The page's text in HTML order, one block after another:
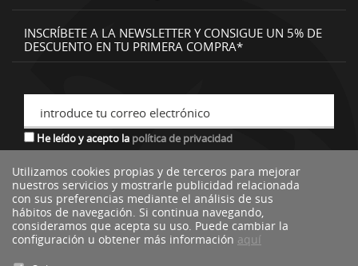
INSCRÍBETE A LA NEWSLETTER Y CONSIGUE UN 5% DE
DESCUENTO EN TU PRIMERA COMPRA*
introduce tu correo electrónico
He leído y acepto la política de privacidad
*descuento no acumulable a otras ofertas o promociones.
Utilizamos cookies propias y de terceros para mejorar
nuestros servicios y mostrarle publicidad relacionada
con sus preferencias mediante el análisis de sus
hábitos de navegación. Si continua navegando,
consideramos que acepta su uso. Puede cambiar la
configuración u obtener más información aquí